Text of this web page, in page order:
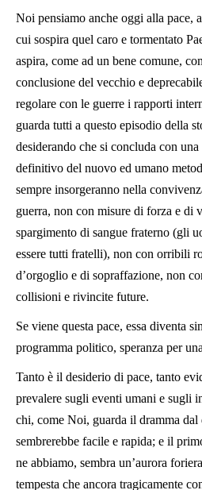
Noi pensiamo anche oggi alla pace,
cui sospira quel caro e tormentato
aspira, come ad un bene comune,
conclusione del vecchio e
regolare con le guerre i rapporti
guarda tutti a questo episodio della
desiderando che si concluda con
definitivo del nuovo ed umano
sempre insorgeranno nella
guerra, non con misure di forza e di
spargimento di sangue fraterno (gli
essere tutti fratelli), non con orribili
d’orgoglio e di sopraffazione, non
collisioni e rivincite future.
Se viene questa pace, essa diventa
programma politico, speranza per
Tanto è il desiderio di pace, tanto
prevalere sugli eventi umani e sugli
chi, come Noi, guarda il dramma
sembrerebbe facile e rapida; e il
ne abbiamo, sembra un’aurora
tempesta che ancora tragicamente